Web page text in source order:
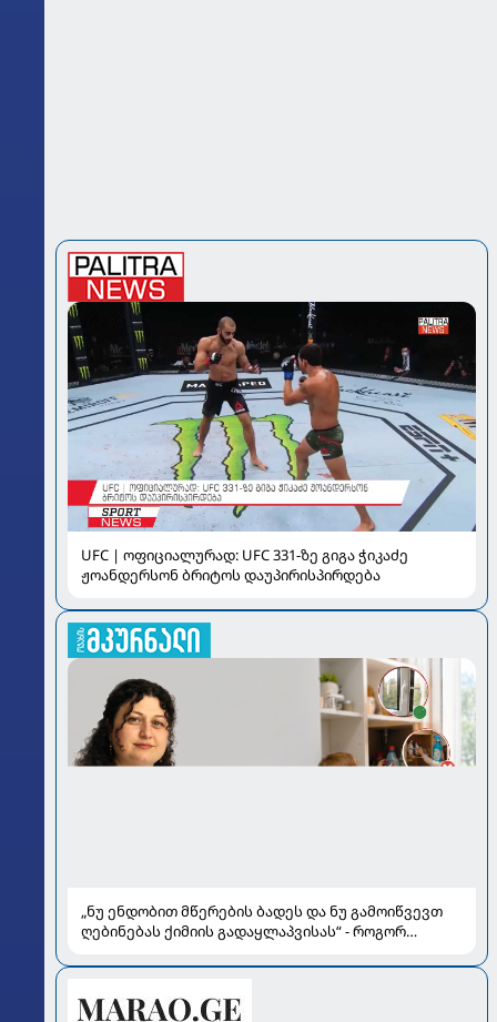
UFC | ოფიციალურად: UFC 331-ზე გიგა ჭიკაძე
ჟოანდერსონ ბრიტოს დაუპირისპირდება
„ნუ ენდობით მწერების ბადეს და ნუ გამოიწვევთ
ღებინებას ქიმიის გადაყლაპვისას“ - როგორ
სალომე ახვლედიანის რჩევები